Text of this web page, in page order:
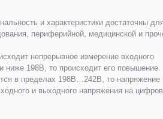
и характеристики достаточны для
периферийной, медицинской и
непрерывное измерение входного
ниже 198В, то происходит его
в пределах 198В…242В, то напряжение
и выходного напряжения на